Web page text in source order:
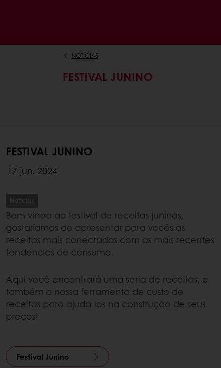
NOTÍCIAS
FESTIVAL JUNINO
FESTIVAL JUNINO
17 jun. 2024
Notícias
Bem vindo ao festival de receitas juninas,
gostaríamos de apresentar para vocês as
receitas mais conectadas com as mais recentes
tendencias de consumo.
Aqui você encontrará uma seria de receitas, e
também a nossa ferramenta de custo de
receitas para ajuda-los na construção de seus
preços!
Festival Junino